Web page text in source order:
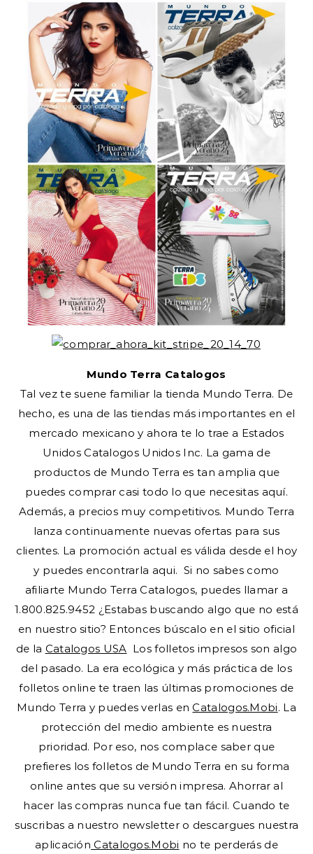
Mundo Terra Catalogos
Tal vez te suene familiar la tienda Mundo Terra. De
hecho, es una de las tiendas más importantes en el
mercado mexicano y ahora te lo trae a Estados
Unidos Catalogos Unidos Inc. La gama de
productos de Mundo Terra es tan amplia que
puedes comprar casi todo lo que necesitas aquí.
Además, a precios muy competitivos. Mundo Terra
lanza continuamente nuevas ofertas para sus
clientes. La promoción actual es válida desde el hoy
y puedes encontrarla aqui. Si no sabes como
afiliarte Mundo Terra Catalogos, puedes llamar a
1.800.825.9452 ¿Estabas buscando algo que no está
en nuestro sitio? Entonces búscalo en el sitio oficial
de la Catalogos USA Los folletos impresos son algo
del pasado. La era ecológica y más práctica de los
folletos online te traen las últimas promociones de
Mundo Terra y puedes verlas enCatalogos.Mobi. La
protección del medio ambiente es nuestra
prioridad. Por eso, nos complace saber que
prefieres los folletos de Mundo Terra en su forma
online antes que su versión impresa. Ahorrar al
hacer las compras nunca fue tan fácil. Cuando te
suscribas a nuestro newsletter o descargues nuestra
aplicación Catalogos.Mobi no te perderás de